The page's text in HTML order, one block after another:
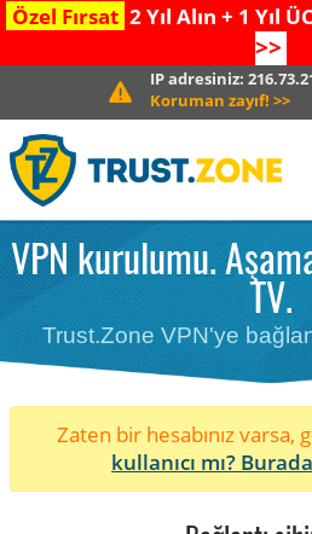
Özel Fırsat 2 Yıl Alın + 1 Yıl
>>
IP adresiniz:
Koruman zayıf! >>
VPN kurulumu.
TV.
Trust.Zone VPN'ye
Zaten bir hesabınız varsa,
kullanıcı mı?